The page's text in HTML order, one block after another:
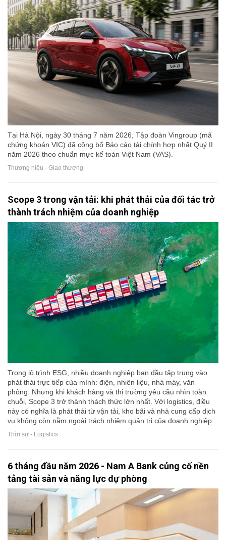
Tại Hà Nội, ngày 30 tháng 7 năm 2026, Tập đoàn Vingroup (mã
chứng khoán VIC) đã công bố Báo cáo tài chính hợp nhất Quý II
năm 2026 theo chuẩn mực kế toán Việt Nam (VAS).
Thương hiệu - Giao thương
Scope 3 trong vận tải: khi phát thải của đối tác trở
thành trách nhiệm của doanh nghiệp
Trong lộ trình ESG, nhiều doanh nghiệp ban đầu tập trung vào
phát thải trực tiếp của mình: điện, nhiên liệu, nhà máy, văn
phòng. Nhưng khi khách hàng và thị trường yêu cầu nhìn toàn
chuỗi, Scope 3 trở thành thách thức lớn nhất. Với logistics, điều
này có nghĩa là phát thải từ vận tải, kho bãi và nhà cung cấp dịch
vụ không còn nằm ngoài trách nhiệm quản trị của doanh nghiệp.
Thời sự - Logistics
6 tháng đầu năm 2026 - Nam A Bank củng cố nền
tảng tài sản và năng lực dự phòng